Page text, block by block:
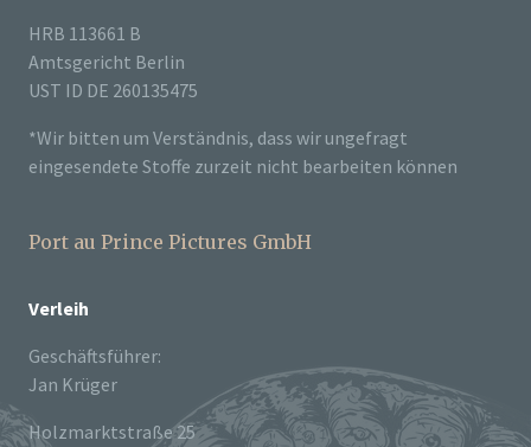
HRB 113661 B
Amtsgericht Berlin
UST ID DE 260135475
*Wir bitten um Verständnis, dass wir ungefragt
eingesendete Stoffe zurzeit nicht bearbeiten können
Port au Prince Pictures GmbH
Verleih
Geschäftsführer:
Jan Krüger
Holzmarktstraße 25